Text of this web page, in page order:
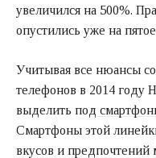
увеличился на 500%.
опустились уже на
Учитывая все нюансы
телефонов в 2014 году
выделить под
Смартфоны этой
вкусов и